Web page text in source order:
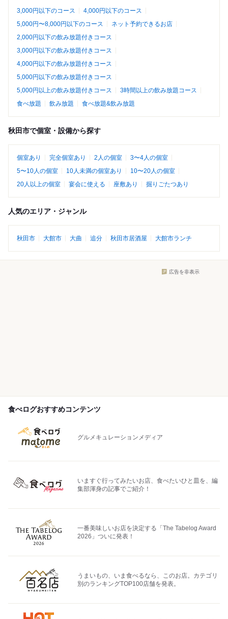
3,000円以下のコース
4,000円以下のコース
5,000円〜8,000円以下のコース
ネット予約できるお店
2,000円以下の飲み放題付きコース
3,000円以下の飲み放題付きコース
4,000円以下の飲み放題付きコース
5,000円以下の飲み放題付きコース
5,000円以上の飲み放題付きコース
3時間以上の飲み放題コース
食べ放題
飲み放題 食べ放題&飲み放題
秋田市で個室・設備から探す
個室あり 完全個室あり 2人の個室
3〜4人の個室
5〜10人の個室
10人未満の個室あり
10〜20人の個室
20人以上の個室
宴会に使える 座敷あり 掘りごたつあり
人気のエリア・ジャンル
秋田市 大館市 大曲 追分 秋田市居酒屋 大館市ランチ
広告を非表示
食べログおすすめコンテンツ
グルメキュレーションメディア
いますぐ行ってみたいお店、食べたいひと皿を、編
集部渾身の記事でご紹介！
一番美味しいお店を決定する「The Tabelog Award
2026」ついに発表！
うまいもの、いま食べるなら、このお店。カテゴリ
別のランキングTOP100店舗を発表。